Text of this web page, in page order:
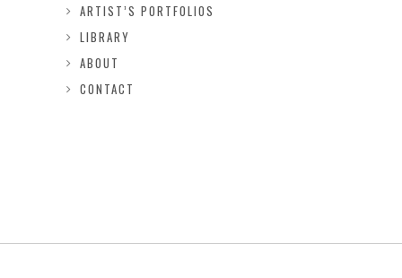
ARTIST’S PORTFOLIOS
LIBRARY
ABOUT
CONTACT